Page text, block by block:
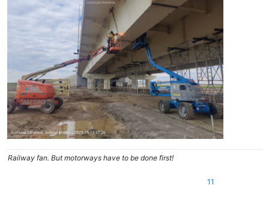
Railway fan. But motorways have to be done first!
11